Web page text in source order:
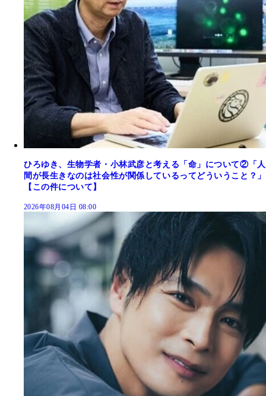
ひろゆき、生物学者・小林武彦と考える「命」について②「人
間が長生きなのは社会性が関係しているってどういうこと？」
【この件について】
2026年08月04日 08:00